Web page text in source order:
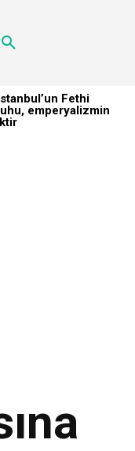
Fethi
emperyalizmin